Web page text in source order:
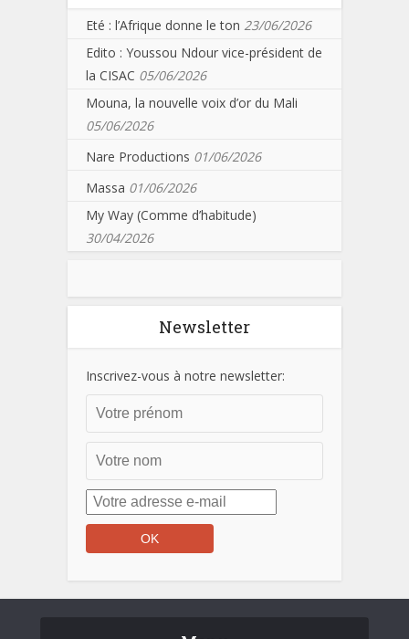
Eté : l’Afrique donne le ton 23/06/2026
Edito : Youssou Ndour vice-président de
la CISAC 05/06/2026
Mouna, la nouvelle voix d’or du Mali
05/06/2026
Nare Productions 01/06/2026
Massa 01/06/2026
My Way (Comme d’habitude)
30/04/2026
Newsletter
Inscrivez-vous à notre newsletter: